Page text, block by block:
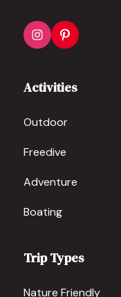
Activities
Outdoor
Freedive
Adventure
Boating
Trip Types
Nature Friendly